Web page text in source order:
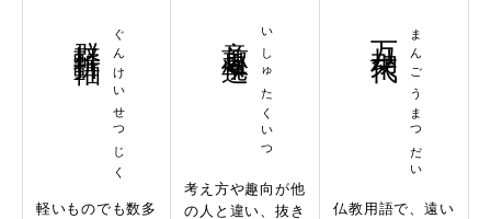
ぐんけいせつじく
軽いものでも数多
いしゅたくいつ
考え方や趣向が他
の人と違い、抜き
まんごうまつだい
仏教用語で、遠い